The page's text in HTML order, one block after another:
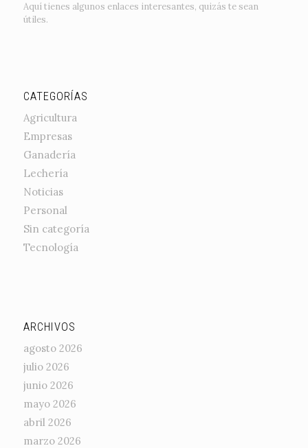
Aquí tienes algunos enlaces interesantes, quizás te sean
útiles.
CATEGORÍAS
Agricultura
Empresas
Ganadería
Lechería
Noticias
Personal
Sin categoría
Tecnología
ARCHIVOS
agosto 2026
julio 2026
junio 2026
mayo 2026
abril 2026
marzo 2026